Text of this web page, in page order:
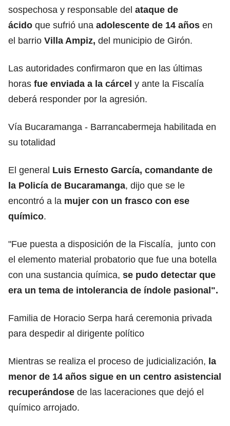
sospechosa y responsable del ataque de
ácido que sufrió una adolescente de 14 años en
el barrio Villa Ampiz, del municipio de Girón.
Las autoridades confirmaron que en las últimas
horas fue enviada a la cárcel y ante la Fiscalía
deberá responder por la agresión.
Vía Bucaramanga - Barrancabermeja habilitada en
su totalidad
El general Luis Ernesto García, comandante de
la Policía de Bucaramanga, dijo que se le
encontró a la mujer con un frasco con ese
químico.
"Fue puesta a disposición de la Fiscalía, junto con
el elemento material probatorio que fue una botella
con una sustancia química, se pudo detectar que
era un tema de intolerancia de índole pasional".
Familia de Horacio Serpa hará ceremonia privada
para despedir al dirigente político
Mientras se realiza el proceso de judicialización, la
menor de 14 años sigue en un centro asistencial
recuperándose de las laceraciones que dejó el
químico arrojado.